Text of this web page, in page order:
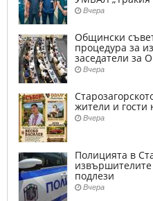
Вчера
Общински
процедура за
заседатели за
Вчера
жители и гости
Вчера
Полицията в
подлези
Вчера